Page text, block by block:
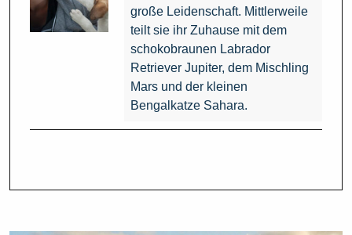
große Leidenschaft. Mittlerweile
teilt sie ihr Zuhause mit dem
schokobraunen Labrador
Retriever Jupiter, dem Mischling
Mars und der kleinen
Bengalkatze Sahara.